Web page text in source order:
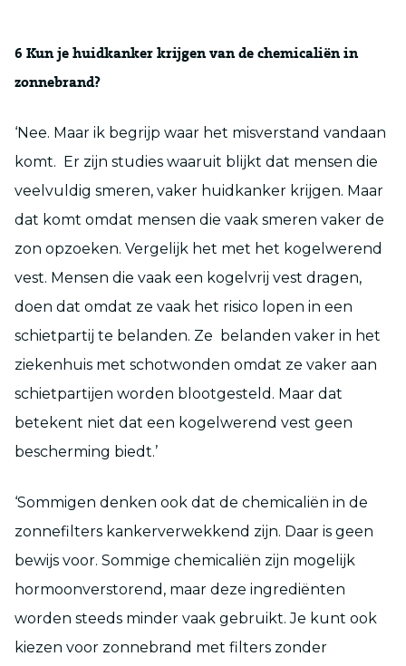
6 Kun je huidkanker krijgen van de chemicaliën in
zonnebrand?
‘Nee. Maar ik begrijp waar het misverstand vandaan
komt. Er zijn studies waaruit blijkt dat mensen die
veelvuldig smeren, vaker huidkanker krijgen. Maar
dat komt omdat mensen die vaak smeren vaker de
zon opzoeken. Vergelijk het met het kogelwerend
vest. Mensen die vaak een kogelvrij vest dragen,
doen dat omdat ze vaak het risico lopen in een
schietpartij te belanden. Ze belanden vaker in het
ziekenhuis met schotwonden omdat ze vaker aan
schietpartijen worden blootgesteld. Maar dat
betekent niet dat een kogelwerend vest geen
bescherming biedt.’
‘Sommigen denken ook dat de chemicaliën in de
zonnefilters kankerverwekkend zijn. Daar is geen
bewijs voor. Sommige chemicaliën zijn mogelijk
hormoonverstorend, maar deze ingrediënten
worden steeds minder vaak gebruikt. Je kunt ook
kiezen voor zonnebrand met filters zonder